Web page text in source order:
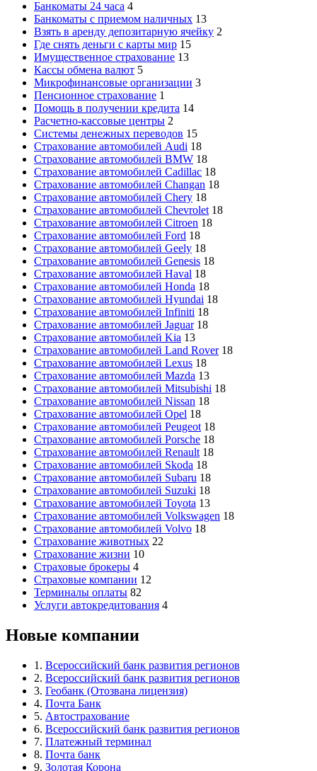
Банкоматы 24 часа 4
Банкоматы с приемом наличных 13
Взять в аренду депозитарную ячейку 2
Где снять деньги с карты мир 15
Имущественное страхование 13
Кассы обмена валют 5
Микрофинансовые организации 3
Пенсионное страхование 1
Помощь в получении кредита 14
Расчетно-кассовые центры 2
Системы денежных переводов 15
Страхование автомобилей Audi 18
Страхование автомобилей BMW 18
Страхование автомобилей Cadillac 18
Страхование автомобилей Changan 18
Страхование автомобилей Chery 18
Страхование автомобилей Chevrolet 18
Страхование автомобилей Citroen 18
Страхование автомобилей Ford 18
Страхование автомобилей Geely 18
Страхование автомобилей Genesis 18
Страхование автомобилей Haval 18
Страхование автомобилей Honda 18
Страхование автомобилей Hyundai 18
Страхование автомобилей Infiniti 18
Страхование автомобилей Jaguar 18
Страхование автомобилей Kia 13
Страхование автомобилей Land Rover 18
Страхование автомобилей Lexus 18
Страхование автомобилей Mazda 13
Страхование автомобилей Mitsubishi 18
Страхование автомобилей Nissan 18
Страхование автомобилей Opel 18
Страхование автомобилей Peugeot 18
Страхование автомобилей Porsche 18
Страхование автомобилей Renault 18
Страхование автомобилей Skoda 18
Страхование автомобилей Subaru 18
Страхование автомобилей Suzuki 18
Страхование автомобилей Toyota 13
Страхование автомобилей Volkswagen 18
Страхование автомобилей Volvo 18
Страхование животных 22
Страхование жизни 10
Страховые брокеры 4
Страховые компании 12
Терминалы оплаты 82
Услуги автокредитования 4
Новые компании
1. Всероссийский банк развития регионов
2. Всероссийский банк развития регионов
3. Геобанк (Отозвана лицензия)
4. Почта Банк
5. Автострахование
6. Всероссийский банк развития регионов
7. Платежный терминал
8. Почта банк
9. Золотая Корона